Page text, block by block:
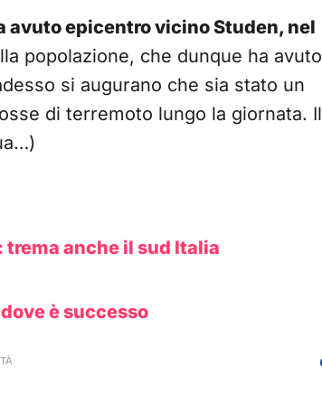
avuto epicentro vicino Studen, nel
popolazione, che dunque ha avuto
si augurano che sia stato un
di terremoto lungo la giornata. Il
anche il sud Italia
è successo